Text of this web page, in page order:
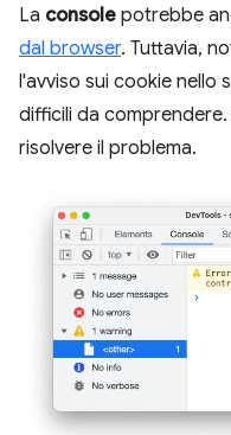
La console potrebbe
dal browser. Tuttavia,
l'avviso sui cookie nello
difficili da
risolvere il problema.